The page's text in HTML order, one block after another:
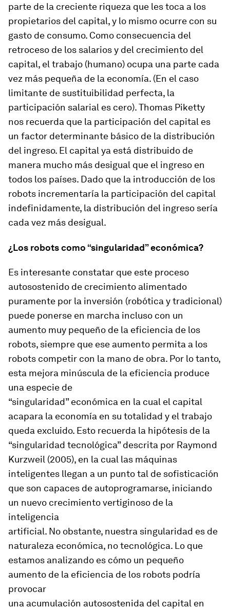
parte de la creciente riqueza que les toca a los
propietarios del capital, y lo mismo ocurre con su
gasto de consumo. Como consecuencia del
retroceso de los salarios y del crecimiento del
capital, el trabajo (humano) ocupa una parte cada
vez más pequeña de la economía. (En el caso
limitante de sustituibilidad perfecta, la
participación salarial es cero). Thomas Piketty
nos recuerda que la participación del capital es
un factor determinante básico de la distribución
del ingreso. El capital ya está distribuido de
manera mucho más desigual que el ingreso en
todos los países. Dado que la introducción de los
robots incrementaría la participación del capital
indefinidamente, la distribución del ingreso sería
cada vez más desigual.
¿Los robots como “singularidad” económica?
Es interesante constatar que este proceso
autosostenido de crecimiento alimentado
puramente por la inversión (robótica y tradicional)
puede ponerse en marcha incluso con un
aumento muy pequeño de la eficiencia de los
robots, siempre que ese aumento permita a los
robots competir con la mano de obra. Por lo tanto,
esta mejora minúscula de la eficiencia produce
una especie de
“singularidad” económica en la cual el capital
acapara la economía en su totalidad y el trabajo
queda excluido. Esto recuerda la hipótesis de la
“singularidad tecnológica” descrita por Raymond
Kurzweil (2005), en la cual las máquinas
inteligentes llegan a un punto tal de sofisticación
que son capaces de autoprogramarse, iniciando
un nuevo crecimiento vertiginoso de la
inteligencia
artificial. No obstante, nuestra singularidad es de
naturaleza económica, no tecnológica. Lo que
estamos analizando es cómo un pequeño
aumento de la eficiencia de los robots podría
provocar
una acumulación autosostenida del capital en